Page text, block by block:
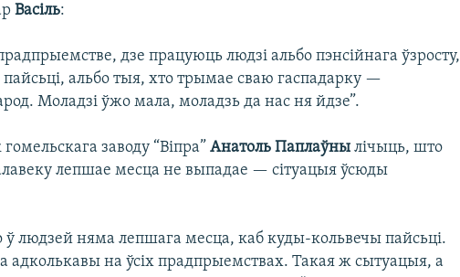
Васіль:
дзе працуюць людзі альбо пэнсійнага ўзросту,
альбо тыя, хто трымае сваю гаспадарку —
Моладзі ўжо мала, моладзь да нас ня йдзе”.
заводу “Віпра”Анатоль Паплаўны лічыць, што
лепшае месца не выпадае — сітуацыя ўсюды
ў людзей няма лепшага месца, каб куды-кольвечы пайсьці.
на ўсіх прадпрыемствах. Такая ж сытуацыя, а